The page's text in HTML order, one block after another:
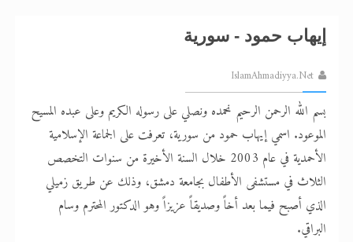
إيهاب حمود - سورية
IslamAhmadiyya.Net
بسم الله الرحمن الرحيم نحمده ونصلي على رسوله الكريم وعلى عبده المسيح
الموعود. اسمي إيهاب حمود من سورية، تعرفت على الجماعة الإسلامية
الأحمدية في عام 2003 خلال السنة الأخيرة من سنوات التخصص
الثلاث في مستشفى الأطفال بجامعة دمشق، وذلك عن طريق زميلي
الذي أصبح فيما بعد أخاً وصديقاً عزيزاً وهو الدكتور المحترم وسام
البراقي.